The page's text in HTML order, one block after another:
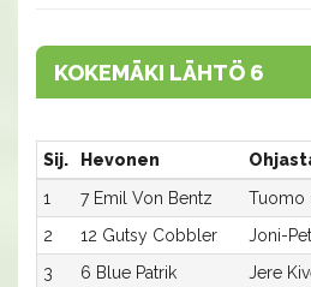
KOKEMÄKI LÄHTÖ 6
Sij. Hevonen
1
7 Emil Von Bentz Tuomo
2
12 Gutsy Cobbler Joni-
3
6 Blue Patrik Jere